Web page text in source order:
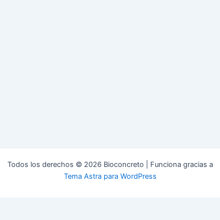
Todos los derechos © 2026 Bioconcreto | Funciona gracias a
Tema Astra para WordPress